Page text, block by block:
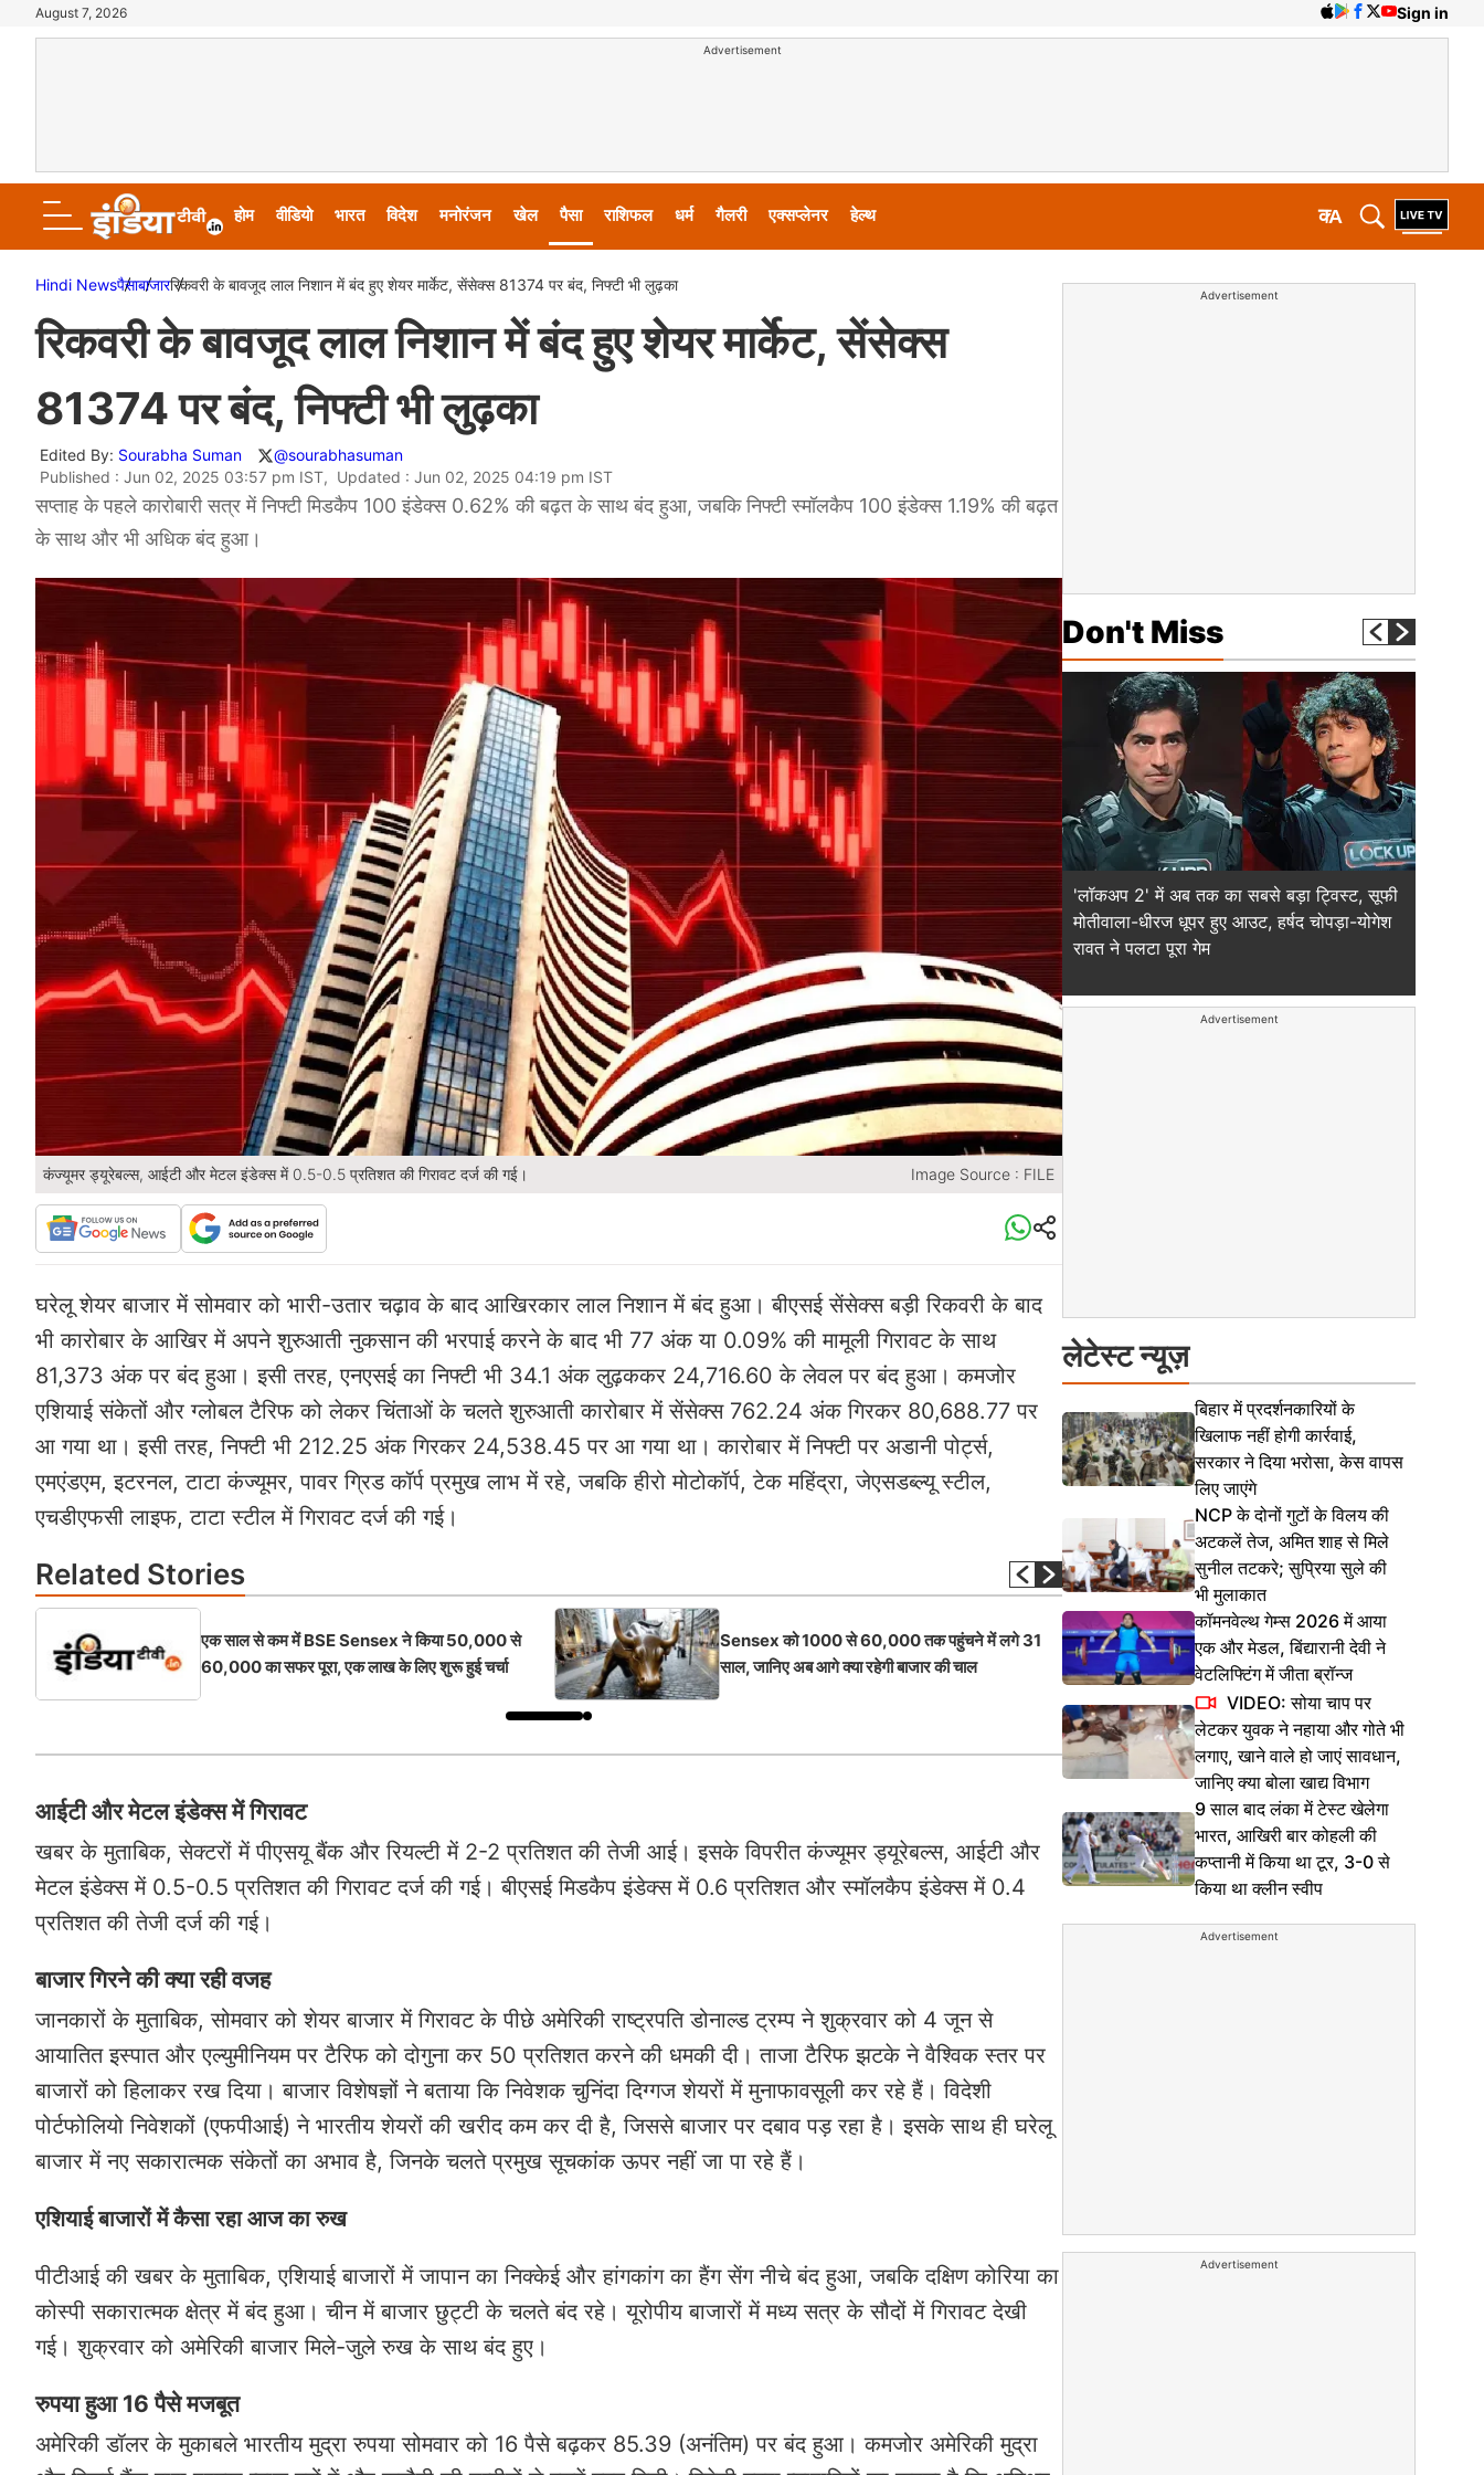
August 7, 2026 Sign in
Advertisement
होम वीडियो भारत विदेश मनोरंजन खेल पैसा राशिफल धर्म गैलरी एक्सप्लेनर हेल्थ A
क
Hindi Newsपैसाबाजाररिकवरी के बावजूद लाल निशान में बंद हुए शेयर मार्केट, सेंसेक्स 81374 पर बंद, निफ्टी भी लुढ़का
रिकवरी के बावजूद लाल निशान में बंद हुए शेयर मार्केट, सेंसेक्स
81374 पर बंद, निफ्टी भी लुढ़का
Edited By: Sourabha Suman
@sourabhasuman
Published : Jun 02, 2025 03:57 pm IST, Updated : Jun 02, 2025 04:19 pm IST
सप्ताह के पहले कारोबारी सत्र में निफ्टी मिडकैप 100 इंडेक्स 0.62% की बढ़त के साथ बंद हुआ, जबकि निफ्टी स्मॉलकैप 100 इंडेक्स 1.19% की बढ़त
के साथ और भी अधिक बंद हुआ।
कंज्यूमर ड्यूरेबल्स, आईटी और मेटल इंडेक्स में 0.5-0.5 प्रतिशत की गिरावट दर्ज की गई। Image Source : FILE
घरेलू शेयर बाजार में सोमवार को भारी-उतार चढ़ाव के बाद आखिरकार लाल निशान में बंद हुआ। बीएसई सेंसेक्स बड़ी रिकवरी के बाद
भी कारोबार के आखिर में अपने शुरुआती नुकसान की भरपाई करने के बाद भी 77 अंक या 0.09% की मामूली गिरावट के साथ
81,373 अंक पर बंद हुआ। इसी तरह, एनएसई का निफ्टी भी 34.1 अंक लुढ़ककर 24,716.60 के लेवल पर बंद हुआ। कमजोर
एशियाई संकेतों और ग्लोबल टैरिफ को लेकर चिंताओं के चलते शुरुआती कारोबार में सेंसेक्स 762.24 अंक गिरकर 80,688.77 पर
आ गया था। इसी तरह, निफ्टी भी 212.25 अंक गिरकर 24,538.45 पर आ गया था। कारोबार में निफ्टी पर अडानी पोर्ट्स,
एमएंडएम, इटरनल, टाटा कंज्यूमर, पावर ग्रिड कॉर्प प्रमुख लाभ में रहे, जबकि हीरो मोटोकॉर्प, टेक महिंद्रा, जेएसडब्ल्यू स्टील,
एचडीएफसी लाइफ, टाटा स्टील में गिरावट दर्ज की गई।
Related Stories
एक साल से कम में BSE Sensex ने किया 50,000 से
60,000 का सफर पूरा, एक लाख के लिए शुरू हुई चर्चा
Sensex को 1000 से 60,000 तक पहुंचने में लगे 31
साल, जानिए अब आगे क्‍या रहेगी बाजार की चाल
BSE Sensex में शामिल होगी टाटा
सरकारी कंपनी, इन दो कंपनियों को निकाला
आईटी और मेटल इंडेक्स में गिरावट
खबर के मुताबिक, सेक्टरों में पीएसयू बैंक और रियल्टी में 2-2 प्रतिशत की तेजी आई। इसके विपरीत कंज्यूमर ड्यूरेबल्स, आईटी और
मेटल इंडेक्स में 0.5-0.5 प्रतिशत की गिरावट दर्ज की गई। बीएसई मिडकैप इंडेक्स में 0.6 प्रतिशत और स्मॉलकैप इंडेक्स में 0.4
प्रतिशत की तेजी दर्ज की गई।
बाजार गिरने की क्या रही वजह
जानकारों के मुताबिक, सोमवार को शेयर बाजार में गिरावट के पीछे अमेरिकी राष्ट्रपति डोनाल्ड ट्रम्प ने शुक्रवार को 4 जून से
आयातित इस्पात और एल्युमीनियम पर टैरिफ को दोगुना कर 50 प्रतिशत करने की धमकी दी। ताजा टैरिफ झटके ने वैश्विक स्तर पर
बाजारों को हिलाकर रख दिया। बाजार विशेषज्ञों ने बताया कि निवेशक चुनिंदा दिग्गज शेयरों में मुनाफावसूली कर रहे हैं। विदेशी
पोर्टफोलियो निवेशकों (एफपीआई) ने भारतीय शेयरों की खरीद कम कर दी है, जिससे बाजार पर दबाव पड़ रहा है। इसके साथ ही घरेलू
बाजार में नए सकारात्मक संकेतों का अभाव है, जिनके चलते प्रमुख सूचकांक ऊपर नहीं जा पा रहे हैं।
एशियाई बाजारों में कैसा रहा आज का रुख
पीटीआई की खबर के मुताबिक, एशियाई बाजारों में जापान का निक्केई और हांगकांग का हैंग सेंग नीचे बंद हुआ, जबकि दक्षिण कोरिया का
कोस्पी सकारात्मक क्षेत्र में बंद हुआ। चीन में बाजार छुट्टी के चलते बंद रहे। यूरोपीय बाजारों में मध्य सत्र के सौदों में गिरावट देखी
गई। शुक्रवार को अमेरिकी बाजार मिले-जुले रुख के साथ बंद हुए।
रुपया हुआ 16 पैसे मजबूत
अमेरिकी डॉलर के मुकाबले भारतीय मुद्रा रुपया सोमवार को 16 पैसे बढ़कर 85.39 (अनंतिम) पर बंद हुआ। कमजोर अमेरिकी मुद्रा
Advertisement
Don't Miss
'लॉकअप 2' में अब तक का सबसे बड़ा ट्विस्ट, सूफी
मोतीवाला-धीरज धूपर हुए आउट, हर्षद चोपड़ा-योगेश
रावत ने पलटा पूरा गेम
Advertisement
लेटेस्ट न्यूज़
बिहार में प्रदर्शनकारियों के
खिलाफ नहीं होगी कार्रवाई,
सरकार ने दिया भरोसा, केस वापस
लिए जाएंगे
NCP के दोनों गुटों के विलय की
अटकलें तेज, अमित शाह से मिले
सुनील तटकरे; सुप्रिया सुले की
भी मुलाकात
कॉमनवेल्थ गेम्स 2026 में आया
एक और मेडल, बिंद्यारानी देवी ने
वेटलिफ्टिंग में जीता ब्रॉन्ज
VIDEO: सोया चाप पर
लेटकर युवक ने नहाया और गोते भी
लगाए, खाने वाले हो जाएं सावधान,
जानिए क्या बोला खाद्य विभाग
9 साल बाद लंका में टेस्ट खेलेगा
भारत, आखिरी बार कोहली की
कप्तानी में किया था टूर, 3-0 से
किया था क्लीन स्वीप
Advertisement
Advertisement